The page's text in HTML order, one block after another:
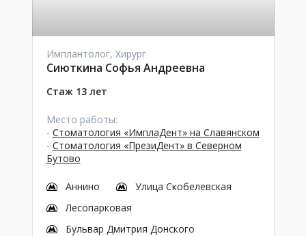
Имплантолог, Хирург
Сиюткина Софья Андреевна
Стаж 13 лет
Место работы:
- Стоматология «ИмплаДент» на Славянском
- Стоматология «ПрезиДент» в Северном
Бутово
Аннино
Улица Скобелевская
Лесопарковая
Бульвар Дмитрия Донского